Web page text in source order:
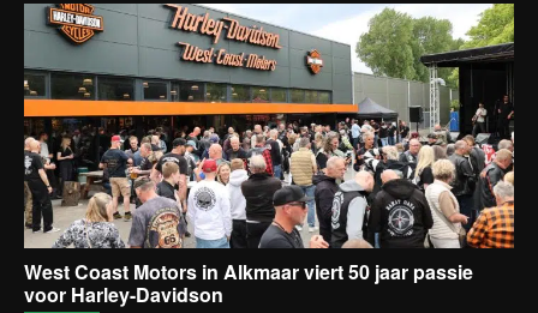
West Coast Motors in Alkmaar viert 50 jaar passie
voor Harley-Davidson